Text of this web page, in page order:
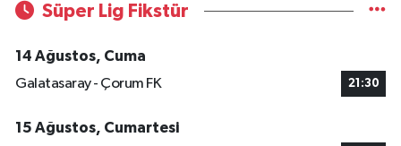
Süper Lig Fikstür
14 Ağustos, Cuma
Galatasaray - Çorum FK
21:30
15 Ağustos, Cumartesi